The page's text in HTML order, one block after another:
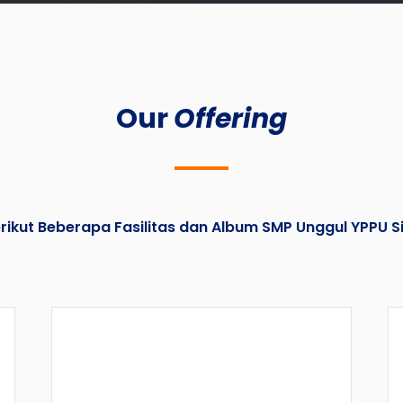
OurOffering
Beberapa Fasilitas dan Album SMP Unggul YPPU